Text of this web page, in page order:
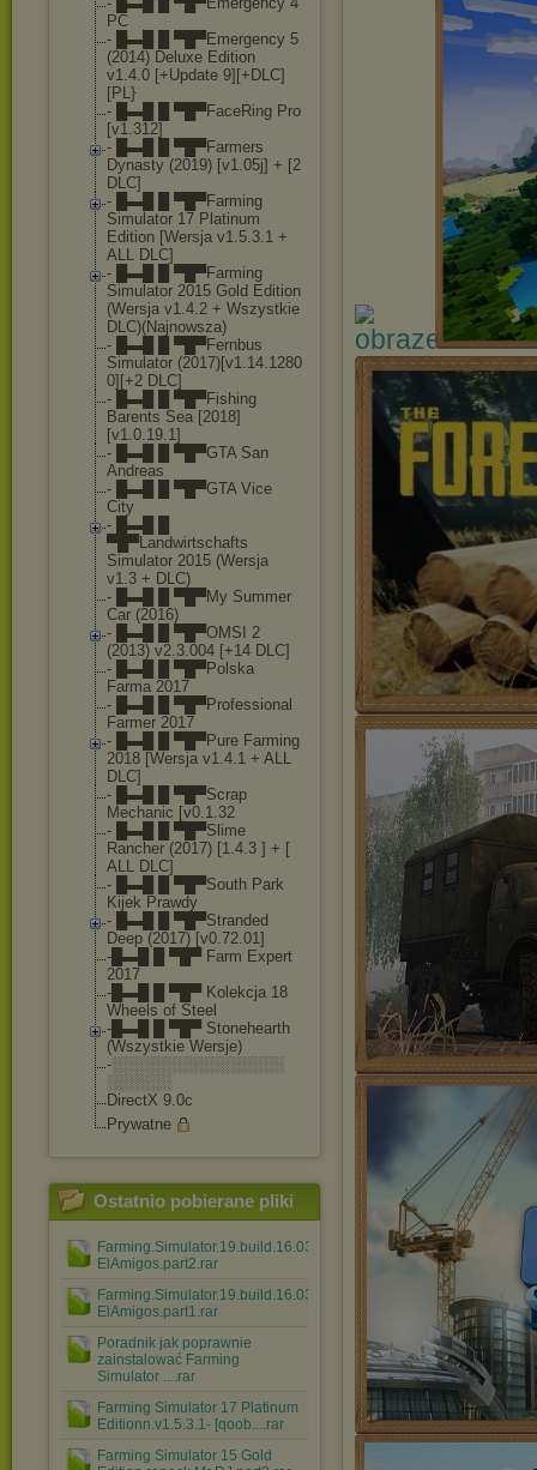
PC
- █▬█ █ ▀█▀Emergency 5
(2014) Deluxe Edition
v1.4.0 [+Update 9][+DLC]
[PL}
- █▬█ █ ▀█▀FaceRing Pro
[v1.312]
- █▬█ █ ▀█▀Farmers
Dynasty (2019) [v1.05j] + [2
DLC]
- █▬█ █ ▀█▀Farming
Simulator 17 Platinum
Edition [Wersja v1.5.3.1 +
ALL DLC]
- █▬█ █ ▀█▀Farming
Simulator 2015 Gold Edition
(Wersja v1.4.2 + Wszystkie
DLC)(Najnowsza)
- █▬█ █ ▀█▀Fernbus
Simulator (2017)[v1.14.1280
0][+2 DLC]
- █▬█ █ ▀█▀Fishing
Barents Sea [2018]
[v1.0.19.1]
- █▬█ █ ▀█▀GTA San
Andreas
- █▬█ █ ▀█▀GTA Vice
City
- █▬█ █
▀█▀Landwirtschafts
Simulator 2015 (Wersja
v1.3 + DLC)
- █▬█ █ ▀█▀My Summer
Car (2016)
- █▬█ █ ▀█▀OMSI 2
(2013) v2.3.004 [+14 DLC]
- █▬█ █ ▀█▀Polska
Farma 2017
- █▬█ █ ▀█▀Professional
Farmer 2017
- █▬█ █ ▀█▀Pure Farming
2018 [Wersja v1.4.1 + ALL
DLC]
- █▬█ █ ▀█▀Scrap
Mechanic [v0.1.32
- █▬█ █ ▀█▀Slime
Rancher (2017) [1.4.3 ] + [
ALL DLC]
- █▬█ █ ▀█▀South Park
Kijek Prawdy
- █▬█ █ ▀█▀Stranded
Deep (2017) [v0.72.01]
-█▬█ █ ▀█▀ Farm Expert
2017
-█▬█ █ ▀█▀ Kolekcja 18
Wheels of Steel
-█▬█ █ ▀█▀ Stonehearth
(Wszystkie Wersje)
-░░░░░░░░░░░░░░░░
░░░░░░
DirectX 9.0c
Prywatne
Ostatnio pobierane pliki
Farming.Simulator.19.build.16.03.2021-
ElAmigos.part2.rar
Farming.Simulator.19.build.16.03.2021-
ElAmigos.part1.rar
Poradnik jak poprawnie
zainstalować Farming
Simulator ....rar
Farming Simulator 17 Platinum
Editionn.v1.5.3.1- [qoob....rar
Farming Simulator 15 Gold